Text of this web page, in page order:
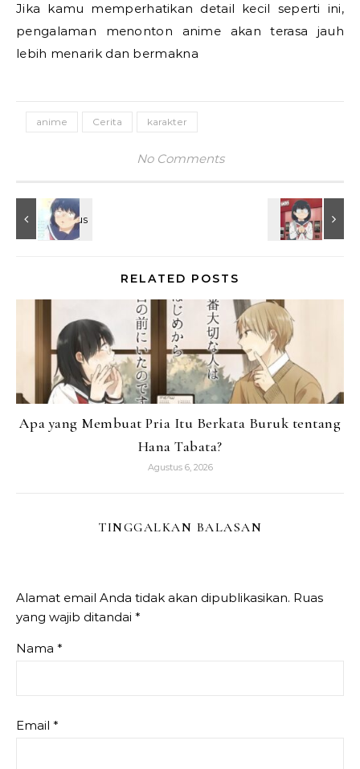
Jika kamu memperhatikan detail kecil seperti ini,
pengalaman menonton anime akan terasa jauh
lebih menarik dan bermakna
anime Cerita karakter
No Comments
RELATED POSTS
Apa yang Membuat Pria Itu Berkata Buruk tentang
Hana Tabata?
Agustus 6, 2026
TINGGALKAN BALASAN
Alamat email Anda tidak akan dipublikasikan. Ruas
yang wajib ditandai *
Nama *
Email *